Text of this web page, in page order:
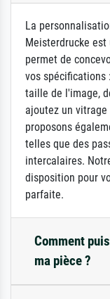
La
Meisterdrucke
permet de
vos spécifications
taille de l'image,
ajoutez un
proposons
telles que des
intercalaires.
disposition pour
parfaite.
Comment
ma pièce ?